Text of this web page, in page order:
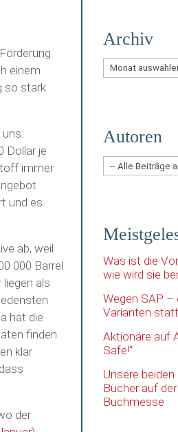
einem
so stark
Dollar je
immer
und es
ab, weil
000 Barrel
als
hat die
finden
klar
der
Archiv
Archiv
Autoren
Was ist die
wie wird sie
Wegen SAP –
Varianten
Aktionäre auf
Safe!“
Unsere
Bücher auf
Buchmesse